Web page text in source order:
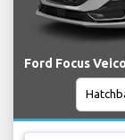
Ford Focus